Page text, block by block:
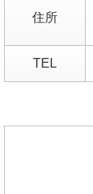
住所
TEL